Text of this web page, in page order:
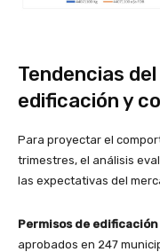
Tendencias
edificación y
Para proyectar el
trimestres, el análisis
las expectativas del
Permisos de edificación
aprobados en 247